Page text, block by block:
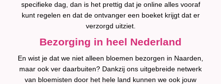
specifieke dag, dan is het prettig dat je online alles vooraf
kunt regelen en dat de ontvanger een boeket krijgt dat er
verzorgd uitziet.
Bezorging in heel Nederland
En wist je dat we niet alleen bloemen bezorgen in Naarden,
maar ook ver daarbuiten? Dankzij ons uitgebreide netwerk
van bloemisten door het hele land kunnen we ook jouw